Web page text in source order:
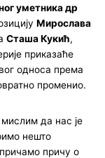
уметника др
Мирослава
Сташа Кукић,
приказаће
односа према
променио.
да нас је
нешто
причу о